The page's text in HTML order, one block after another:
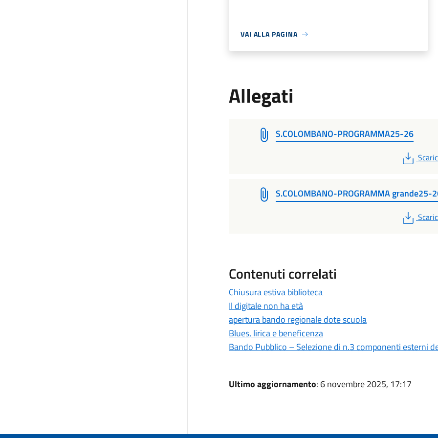
VAI ALLA PAGINA
Allegati
S.COLOMBANO-PROGRAMMA25-26
PDF
S.COLOMBANO-PROGRAMMA grande25-
PDF
Contenuti correlati
Chiusura estiva biblioteca
Il digitale non ha età
apertura bando regionale dote scuola
Blues, lirica e beneficenza
Bando Pubblico – Selezione di n.3 componenti esterni
Ultimo aggiornamento: 6 novembre 2025, 17:17